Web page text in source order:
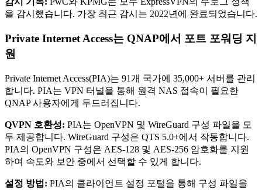
을 감시했습니다. 가장 최근 감시는 2022년에 완료되었습니다.
Private Internet Access는 QNAP에서 포트 포워딩 지
원
Private Internet Access(PIA)는 91개 국가에 35,000+ 서버를 관리
합니다. PIA는 VPN 터널을 통해 원격 NAS 접속이 필요한
QNAP 사용자에게 두드러집니다.
QVPN 호환성: PIA는 OpenVPN 및 WireGuard 구성 파일을 모
두 제공합니다. WireGuard 구성은 QTS 5.0+에서 작동합니다.
PIA의 OpenVPN 구성은 AES-128 및 AES-256 암호화를 지원
하여 속도와 보안 중에서 선택할 수 있게 합니다.
설정 방법: PIA의 클라이언트 설정 포털을 통해 구성 파일을